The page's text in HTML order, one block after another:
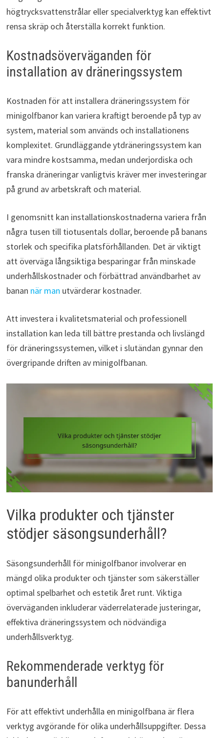
högtrycksvattenstrålar eller specialverktyg kan effektivt
rensa skräp och återställa korrekt funktion.
Kostnadsöverväganden för
installation av dräneringssystem
Kostnaden för att installera dräneringssystem för
minigolfbanor kan variera kraftigt beroende på typ av
system, material som används och installationens
komplexitet. Grundläggande ytdräneringssystem kan
vara mindre kostsamma, medan underjordiska och
franska dräneringar vanligtvis kräver mer investeringar
på grund av arbetskraft och material.
I genomsnitt kan installationskostnaderna variera från
några tusen till tiotusentals dollar, beroende på banans
storlek och specifika platsförhållanden. Det är viktigt
att överväga långsiktiga besparingar från minskade
underhållskostnader och förbättrad användbarhet av
banan när man utvärderar kostnader.
Att investera i kvalitetsmaterial och professionell
installation kan leda till bättre prestanda och livslängd
för dräneringssystemen, vilket i slutändan gynnar den
övergripande driften av minigolfbanan.
Vilka produkter och tjänster
stödjer säsongsunderhåll?
Säsongsunderhåll för minigolfbanor involverar en
mängd olika produkter och tjänster som säkerställer
optimal spelbarhet och estetik året runt. Viktiga
överväganden inkluderar väderrelaterade justeringar,
effektiva dräneringssystem och nödvändiga
underhållsverktyg.
Rekommenderade verktyg för
banunderhåll
För att effektivt underhålla en minigolfbana är flera
verktyg avgörande för olika underhållsuppgifter. Dessa